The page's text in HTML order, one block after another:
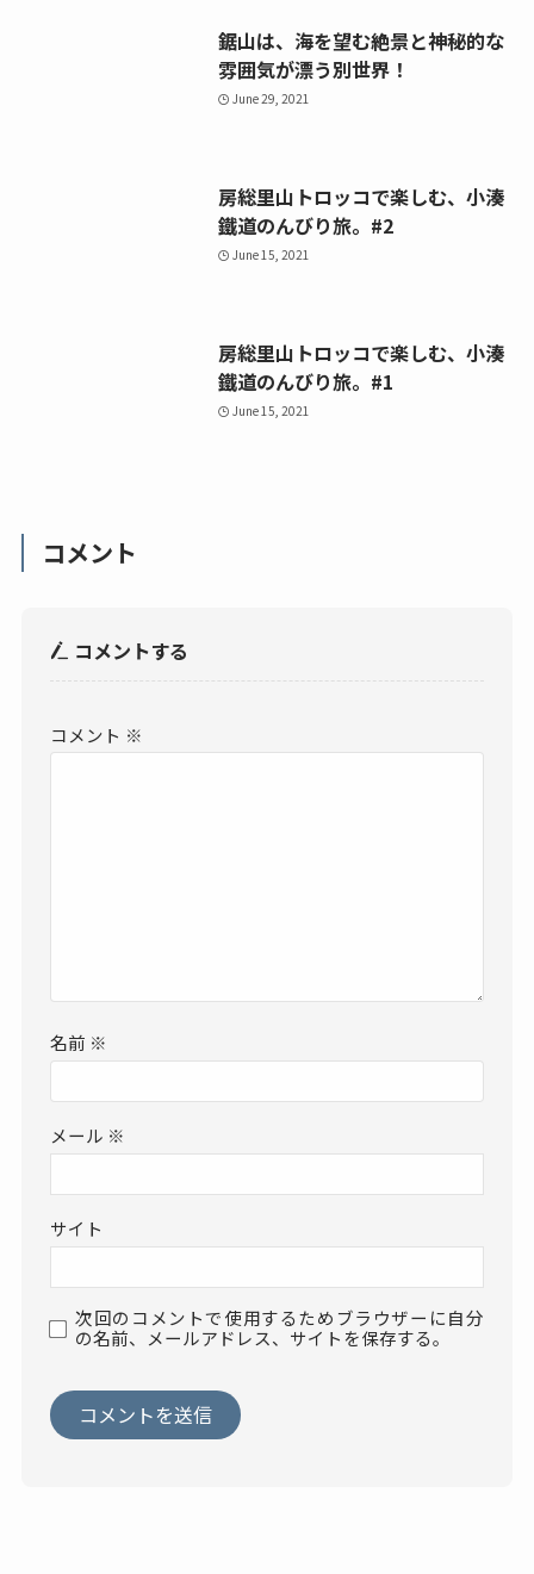
鋸山は、海を望む絶景と神秘的な
雰囲気が漂う別世界！
June 29, 2021
房総里山トロッコで楽しむ、小湊
鐵道のんびり旅。#2
June 15, 2021
房総里山トロッコで楽しむ、小湊
鐵道のんびり旅。#1
June 15, 2021
コメント
コメントする
コメント ※
名前 ※
メール ※
サイト
次回のコメントで使用するためブラウザーに自分
の名前、メールアドレス、サイトを保存する。